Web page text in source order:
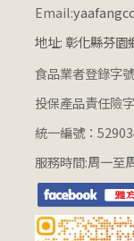
Email:
地址: 彰化縣芬
食品業者登錄字
投保產品責任險
統一編號：
服務時間:周一至